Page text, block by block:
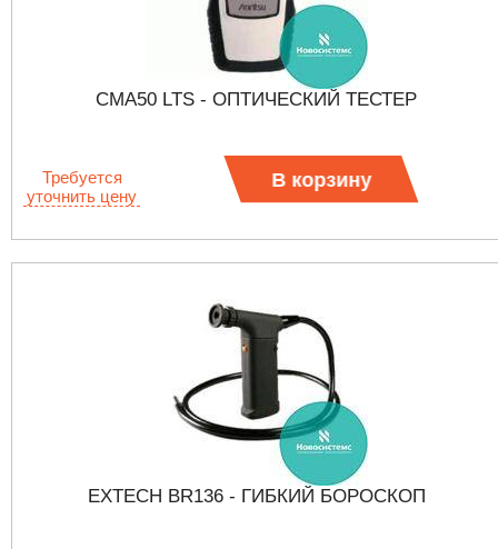
CMA50 LTS - ОПТИЧЕСКИЙ ТЕСТЕР
Требуется
уточнить цену
В корзину
EXTECH BR136 - ГИБКИЙ БОРОСКОП